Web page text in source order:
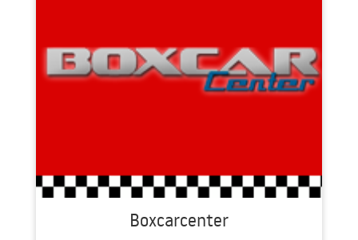
Boxcarcenter